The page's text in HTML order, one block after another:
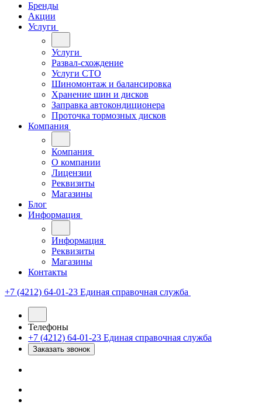
Бренды
Акции
Услуги
Услуги
Развал-схождение
Услуги СТО
Шиномонтаж и балансировка
Хранение шин и дисков
Заправка автокондиционера
Проточка тормозных дисков
Компания
Компания
О компании
Лицензии
Реквизиты
Магазины
Блог
Информация
Информация
Реквизиты
Магазины
Контакты
+7 (4212) 64-01-23 Единая справочная служба
Телефоны
+7 (4212) 64-01-23 Единая справочная служба
Заказать звонок